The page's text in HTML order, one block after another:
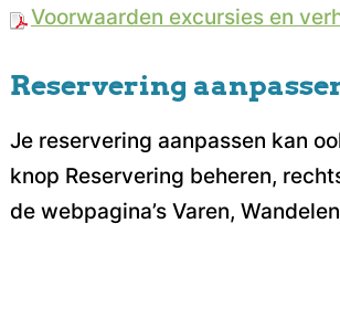
Voorwaarden excursies en
Reservering
Je reservering aanpassen kan
knop Reservering beheren,
de webpagina’s Varen,